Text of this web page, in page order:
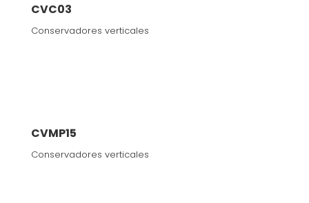
CVC03
Conservadores verticales
CVMP15
Conservadores verticales